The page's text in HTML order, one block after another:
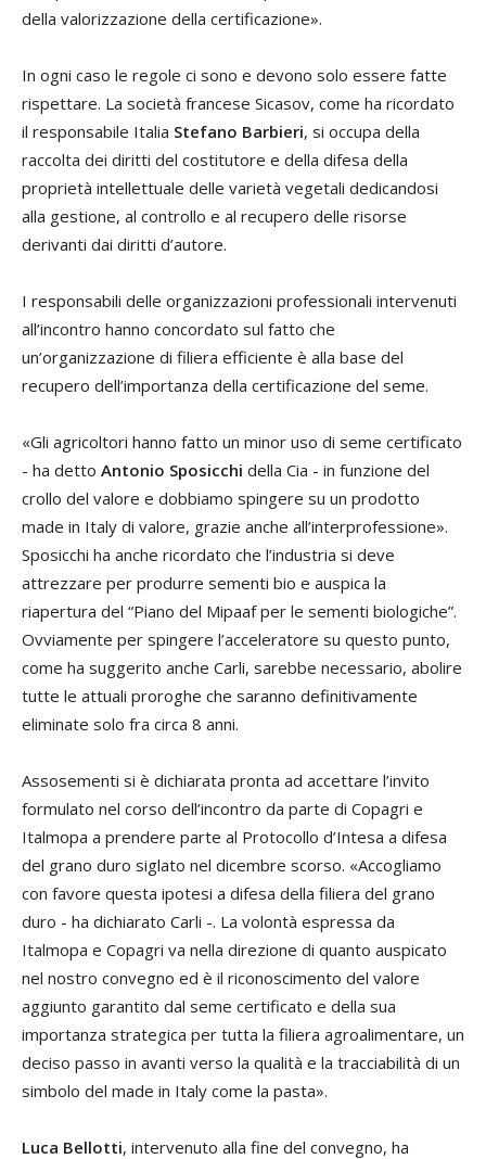
della valorizzazione della certificazione».
In ogni caso le regole ci sono e devono solo essere fatte
rispettare. La società francese Sicasov, come ha ricordato
il responsabile Italia Stefano Barbieri, si occupa della
raccolta dei diritti del costitutore e della difesa della
proprietà intellettuale delle varietà vegetali dedicandosi
alla gestione, al controllo e al recupero delle risorse
derivanti dai diritti d’autore.
I responsabili delle organizzazioni professionali intervenuti
all’incontro hanno concordato sul fatto che
un’organizzazione di filiera efficiente è alla base del
recupero dell’importanza della certificazione del seme.
«Gli agricoltori hanno fatto un minor uso di seme certificato
- ha detto Antonio Sposicchi della Cia - in funzione del
crollo del valore e dobbiamo spingere su un prodotto
made in Italy di valore, grazie anche all’interprofessione».
Sposicchi ha anche ricordato che l’industria si deve
attrezzare per produrre sementi bio e auspica la
riapertura del “Piano del Mipaaf per le sementi biologiche”.
Ovviamente per spingere l’acceleratore su questo punto,
come ha suggerito anche Carli, sarebbe necessario, abolire
tutte le attuali proroghe che saranno definitivamente
eliminate solo fra circa 8 anni.
Assosementi si è dichiarata pronta ad accettare l’invito
formulato nel corso dell’incontro da parte di Copagri e
Italmopa a prendere parte al Protocollo d’Intesa a difesa
del grano duro siglato nel dicembre scorso. «Accogliamo
con favore questa ipotesi a difesa della filiera del grano
duro - ha dichiarato Carli -. La volontà espressa da
Italmopa e Copagri va nella direzione di quanto auspicato
nel nostro convegno ed è il riconoscimento del valore
aggiunto garantito dal seme certificato e della sua
importanza strategica per tutta la filiera agroalimentare, un
deciso passo in avanti verso la qualità e la tracciabilità di un
simbolo del made in Italy come la pasta».
Luca Bellotti, intervenuto alla fine del convegno, ha